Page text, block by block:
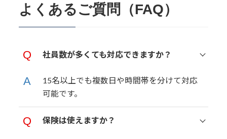
よくあるご質問（FAQ）
社員数が多くても対応できますか？
15名以上でも複数日や時間帯を分けて対応
可能です。
保険は使えますか？